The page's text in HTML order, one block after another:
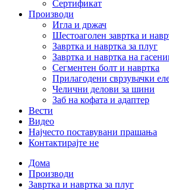
Сертификат
Производи
Игла и држач
Шестоаголен завртка и
Завртка и навртка за плуг
Завртка и навртка на
Сегментен болт и навртка
Прилагодени сврзувачки
Челични делови за шини
Заб на кофата и адаптер
Вести
Видео
Најчесто поставувани прашања
Контактирајте не
Дома
Производи
Завртка и навртка за плуг